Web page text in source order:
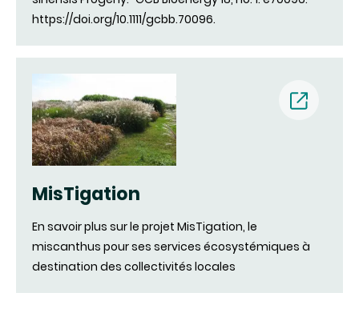
https://doi.org/10.1111/gcbb.70096.
MisTigation
En savoir plus sur le projet MisTigation, le
miscanthus pour ses services écosystémiques à
destination des collectivités locales